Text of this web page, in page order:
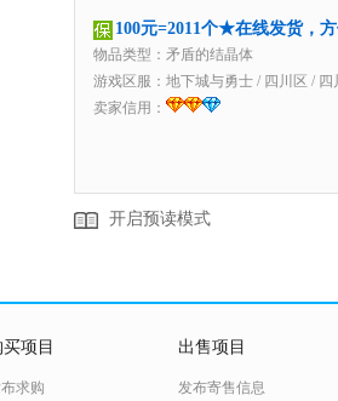
100元=2011个★在线发货，
物品类型：矛盾的结晶体
游戏区服： 地下城与勇士 / 四川区 / 四
卖家信用：
开启预读模式
买项目
求购
出售项目
发布寄售信息